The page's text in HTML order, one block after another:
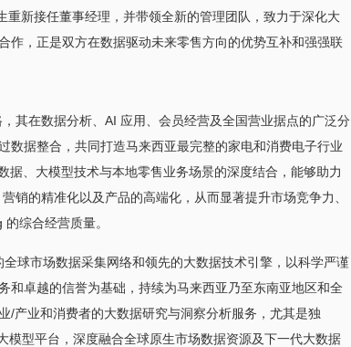
重新接任董事经理，并带领全新的管理团队，致力于深化大
作，正是双方在数据驱动未来零售方向的优势互补和强强联
其在数据分析、AI 应用、会员经营及全国营业据点的广泛分
数据整合，共同打造马来西亚最完整的家电和消费电子行业
据、大模型技术与本地零售业务场景的深度结合，能够助力
销的精准化以及产品的高端化，从而显著提升市场竞争力、
综合经营质量。
球市场数据采集网络和领先的大数据技术引擎，以科学严谨
和卓越的信誉为基础，持续为马来西亚乃至东南亚地区和全
/产业和消费者的大数据研究与洞察分析服务，尤其是独
模型平台，深度融合全球原生市场数据资源及下一代大数据